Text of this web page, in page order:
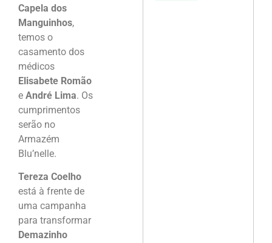
Capela dos
Manguinhos,
temos o
casamento dos
médicos
Elisabete Romão
e André Lima. Os
cumprimentos
serão no
Armazém
Blu’nelle.
Tereza Coelho
está à frente de
uma campanha
para transformar
Demazinho